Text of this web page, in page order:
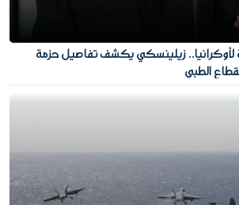
لأوكرانيا.. زيلينسكي يكشف تفاصيل حزمة
الطبي